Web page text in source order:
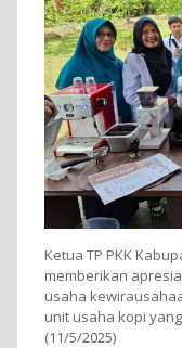
Ketua TP PKK
memberikan
usaha
unit usaha kopi
(11/5/2025)